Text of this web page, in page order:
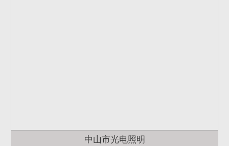
中山市光电照明